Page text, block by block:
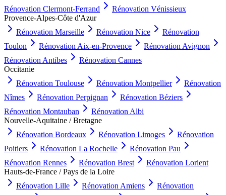
Rénovation Clermont-Ferrand Rénovation Vénissieux
Provence-Alpes-Côte d'Azur
Rénovation Marseille Rénovation Nice
Rénovation
Toulon
Rénovation Aix-en-Provence Rénovation Avignon
Rénovation Antibes Rénovation Cannes
Occitanie
Rénovation Toulouse Rénovation Montpellier
Rénovation
Nîmes
Rénovation Perpignan Rénovation Béziers
Rénovation Montauban Rénovation Albi
Nouvelle-Aquitaine / Bretagne
Rénovation Bordeaux Rénovation Limoges
Rénovation
Poitiers
Rénovation La Rochelle Rénovation Pau
Rénovation Rennes Rénovation Brest Rénovation Lorient
Hauts-de-France / Pays de la Loire
Rénovation Lille Rénovation Amiens
Rénovation